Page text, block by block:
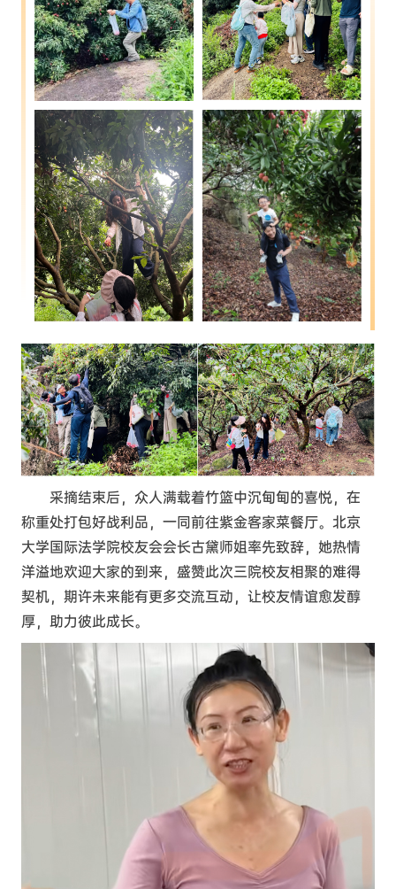
采摘结束后，众人满载着竹篮中沉甸甸的喜悦，在
称重处打包好战利品，一同前往紫金客家菜餐厅。北京
大学国际法学院校友会会长古黛师姐率先致辞，她热情
洋溢地欢迎大家的到来，盛赞此次三院校友相聚的难得
契机，期许未来能有更多交流互动，让校友情谊愈发醇
厚，助力彼此成长。